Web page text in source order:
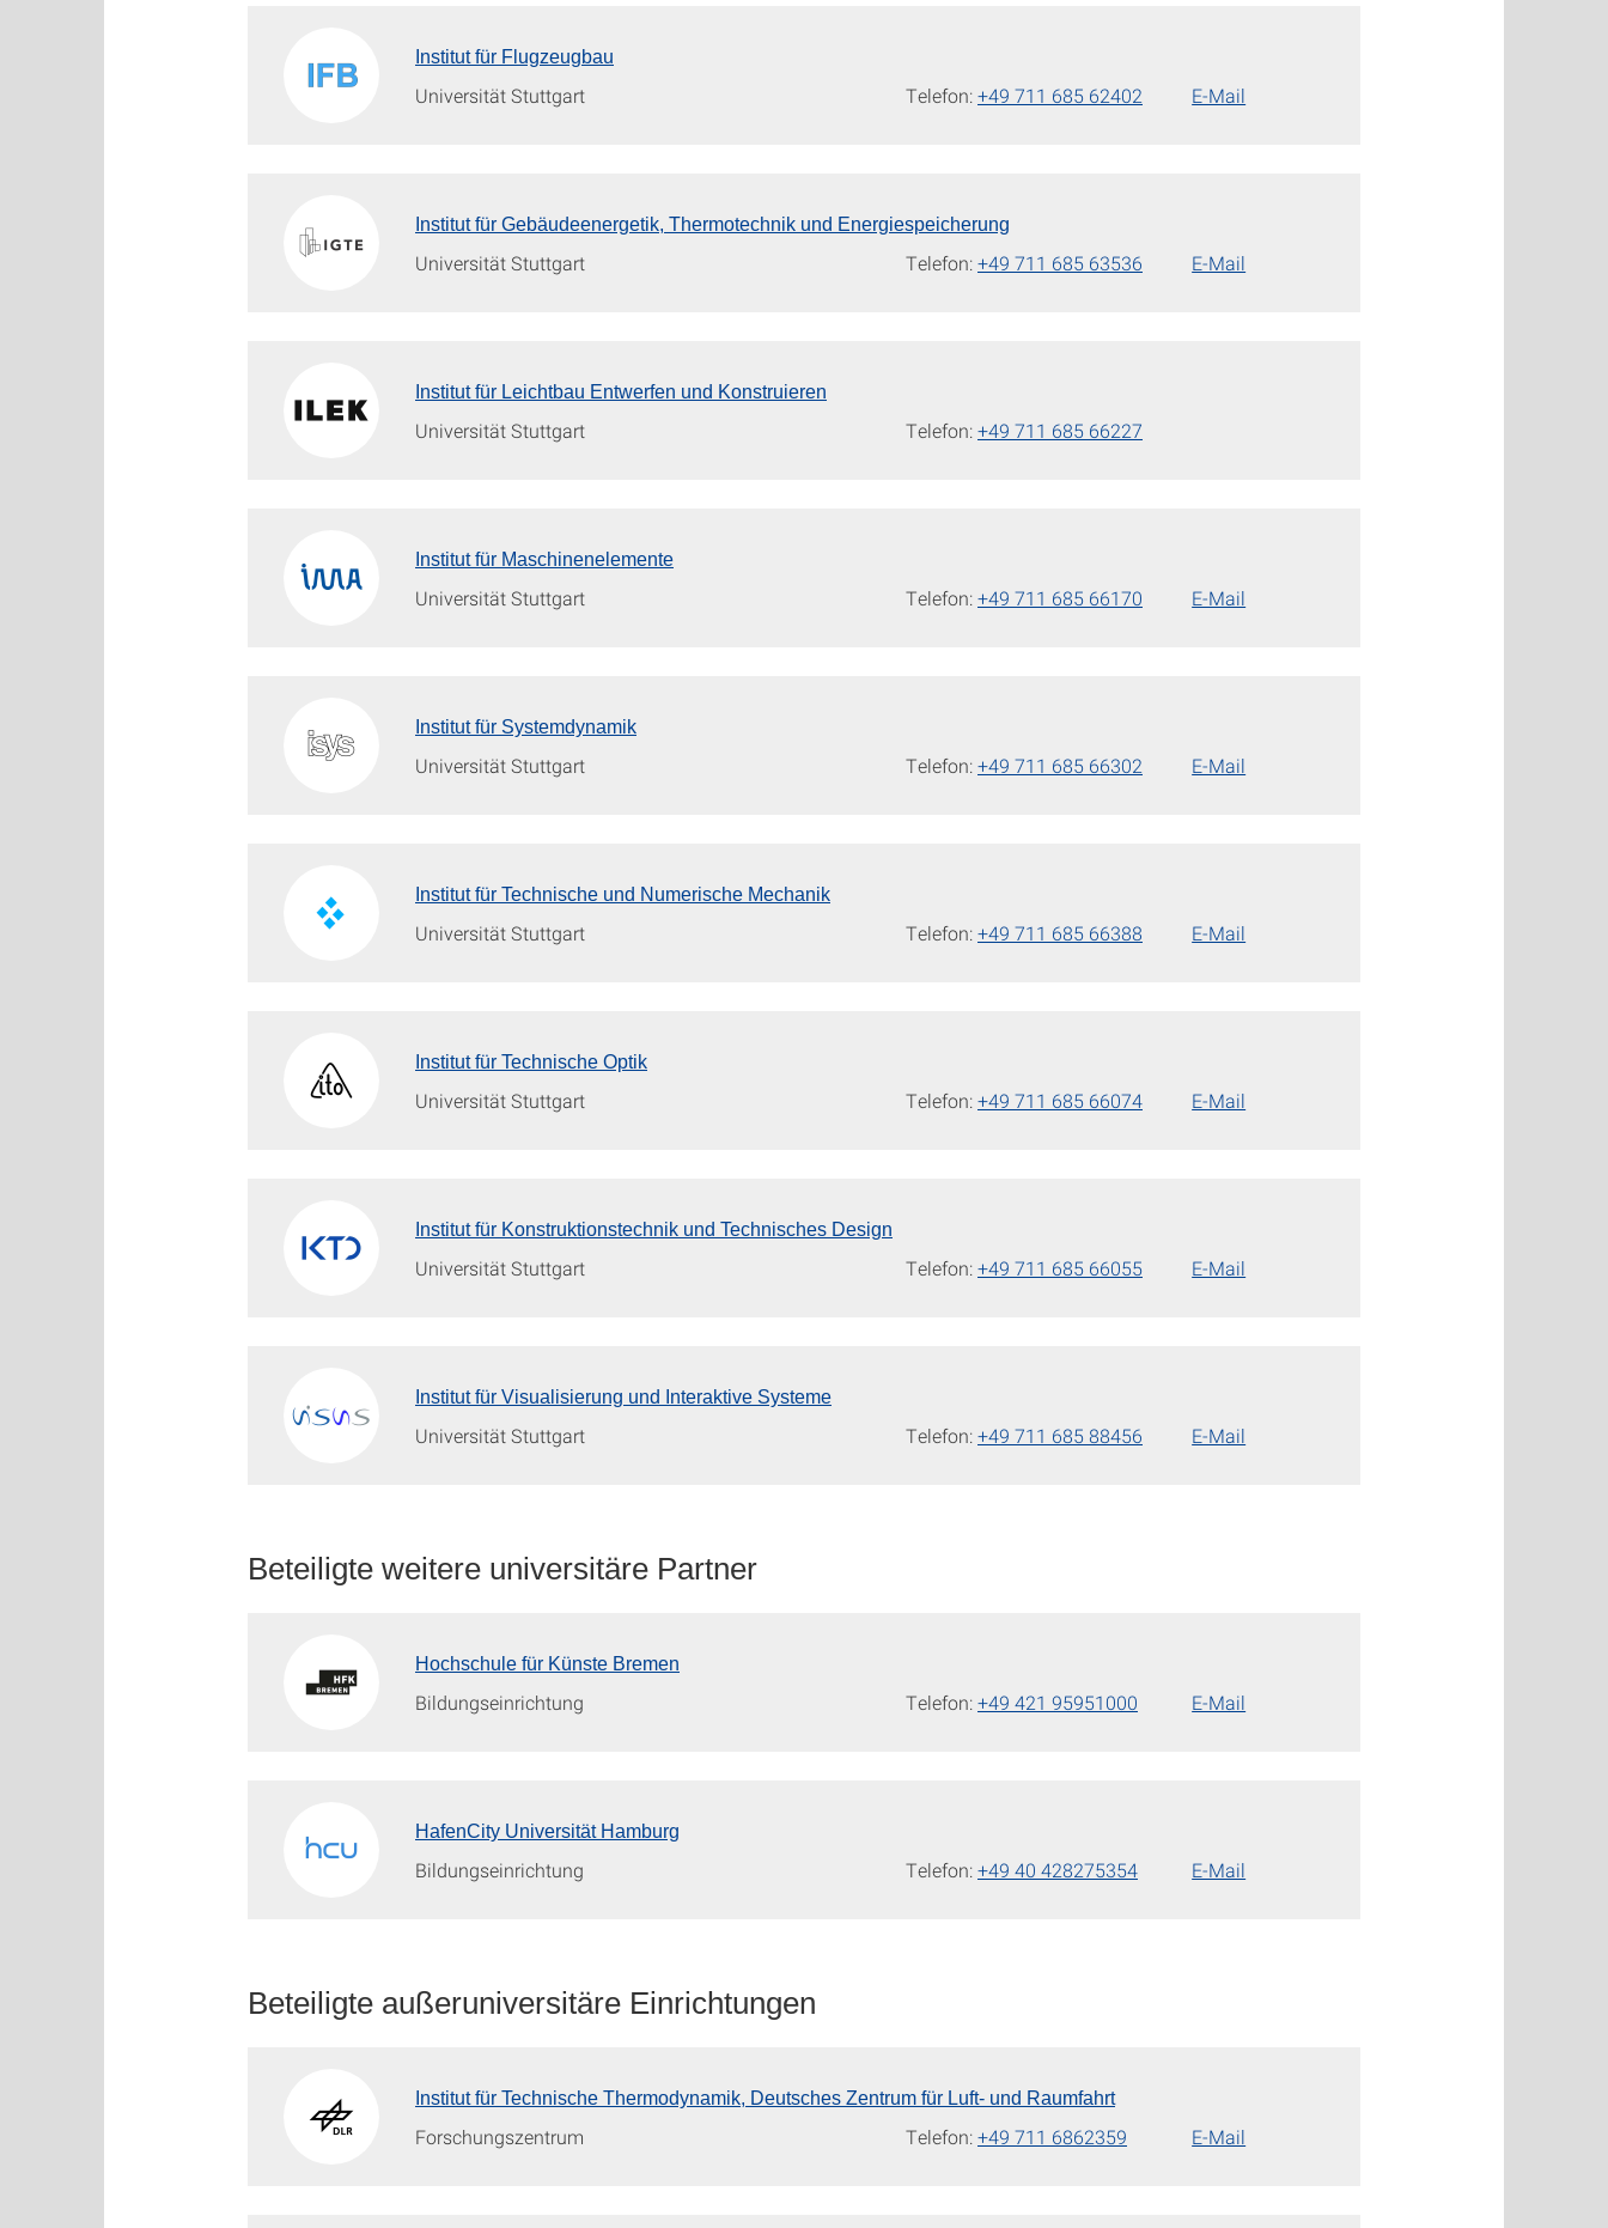
Institut für Flugzeugbau
Universität Stuttgart Telefon:+49 711 685 62402 E-Mail
Institut für Gebäudeenergetik, Thermotechnik und Energiespeicherung
Universität Stuttgart Telefon:+49 711 685 63536 E-Mail
Institut für Leichtbau Entwerfen und Konstruieren
Universität Stuttgart Telefon:+49 711 685 66227
Institut für Maschinenelemente
Universität Stuttgart Telefon:+49 711 685 66170 E-Mail
Institut für Systemdynamik
Universität Stuttgart Telefon:+49 711 685 66302 E-Mail
Institut für Technische und Numerische Mechanik
Universität Stuttgart Telefon:+49 711 685 66388 E-Mail
Institut für Technische Optik
Universität Stuttgart Telefon:+49 711 685 66074 E-Mail
Institut für Konstruktionstechnik und Technisches Design
Universität Stuttgart Telefon:+49 711 685 66055 E-Mail
Institut für Visualisierung und Interaktive Systeme
Universität Stuttgart Telefon:+49 711 685 88456 E-Mail
Beteiligte weitere universitäre Partner
Hochschule für Künste Bremen
Bildungseinrichtung Telefon:+49 421 95951000 E-Mail
HafenCity Universität Hamburg
Bildungseinrichtung Telefon:+49 40 428275354 E-Mail
Beteiligte außeruniversitäre Einrichtungen
Institut für Technische Thermodynamik, Deutsches Zentrum für Luft- und Raumfahrt
Forschungszentrum Telefon:+49 711 6862359 E-Mail